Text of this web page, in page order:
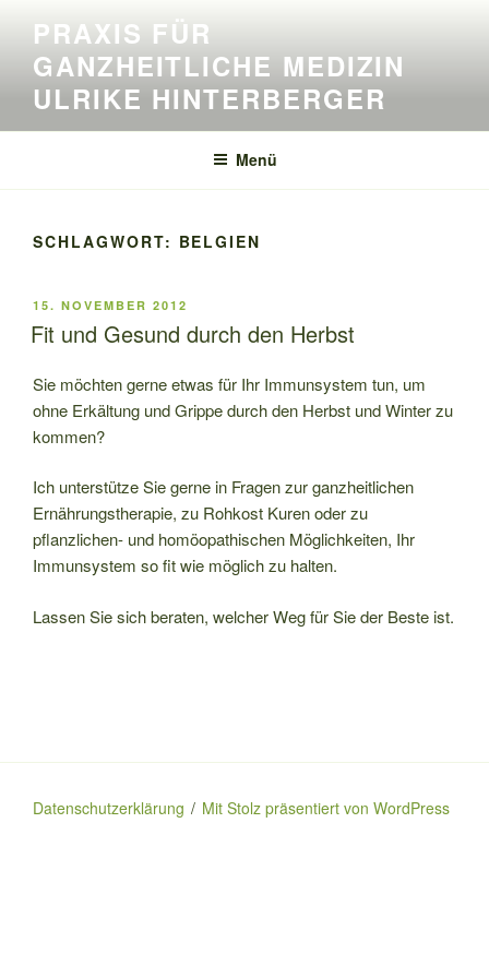
springen
PRAXIS FÜR
GANZHEITLICHE MEDIZIN
ULRIKE HINTERBERGER
Menü
SCHLAGWORT: BELGIEN
VERÖFFENTLICHT
AM
15. NOVEMBER 2012
Fit und Gesund durch den Herbst
Sie möchten gerne etwas für Ihr Immunsystem tun, um
ohne Erkältung und Grippe durch den Herbst und Winter zu
kommen?
Ich unterstütze Sie gerne in Fragen zur ganzheitlichen
Ernährungstherapie, zu Rohkost Kuren oder zu
pflanzlichen- und homöopathischen Möglichkeiten, Ihr
Immunsystem so fit wie möglich zu halten.
Lassen Sie sich beraten, welcher Weg für Sie der Beste ist.
Datenschutzerklärung Mit Stolz präsentiert von WordPress